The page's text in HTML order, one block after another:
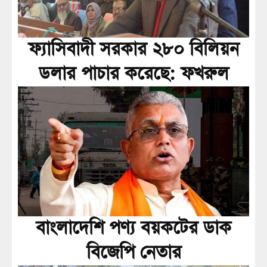
ফ্যাসিবাদী সরকার ২৮০ বিলিয়ন
ডলার পাচার করেছে: ফখরুল
বাংলাদেশি পণ্য বয়কটের ডাক
বিজেপি নেতার